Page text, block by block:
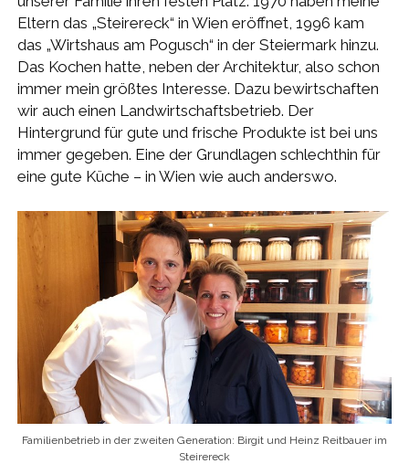
Eltern das „Steirereck“ in Wien eröffnet, 1996 kam
das „Wirtshaus am Pogusch“ in der Steiermark hinzu.
Das Kochen hatte, neben der Architektur, also schon
immer mein größtes Interesse. Dazu bewirtschaften
wir auch einen Landwirtschaftsbetrieb. Der
Hintergrund für gute und frische Produkte ist bei uns
immer gegeben. Eine der Grundlagen schlechthin für
eine gute Küche – in Wien wie auch anderswo.
Familienbetrieb in der zweiten Generation: Birgit und Heinz Reitbauer im
Steirereck